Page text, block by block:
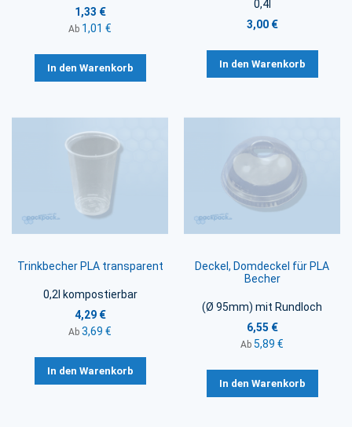
1,33 €
Ab 1,01 €
In den Warenkorb
0,4l
3,00 €
In den Warenkorb
Trinkbecher PLA transparent
0,2l kompostierbar
4,29 €
Ab 3,69 €
In den Warenkorb
Deckel, Domdeckel für PLA
Becher
(Ø 95mm) mit Rundloch
6,55 €
Ab 5,89 €
In den Warenkorb